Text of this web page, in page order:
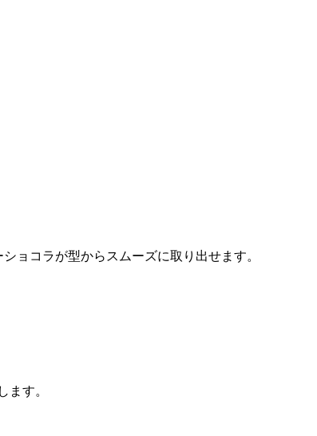
ョコラが型からスムーズに取り出せます。
ます。